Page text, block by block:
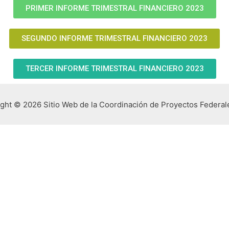
PRIMER INFORME TRIMESTRAL FINANCIERO 2023
SEGUNDO INFORME TRIMESTRAL FINANCIERO 2023
TERCER INFORME TRIMESTRAL FINANCIERO 2023
© 2026 Sitio Web de la Coordinación de Proyectos